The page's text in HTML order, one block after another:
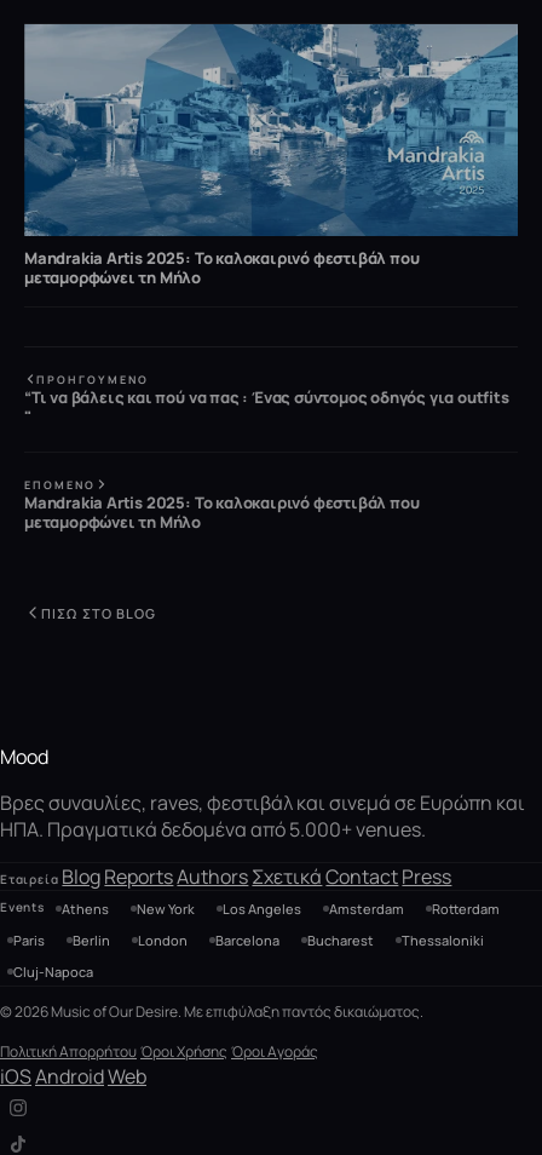
Mandrakia Artis 2025: Το καλοκαιρινό φεστιβάλ που
μεταμορφώνει τη Μήλο
ΠΡΟΗΓΟΎΜΕΝΟ
“Τι να βάλεις και πού να πας : Ένας σύντομος οδηγός για outfits
"
ΕΠΌΜΕΝΟ
Mandrakia Artis 2025: Το καλοκαιρινό φεστιβάλ που
μεταμορφώνει τη Μήλο
ΠΊΣΩ ΣΤΟ BLOG
Mood
Βρες συναυλίες, raves, φεστιβάλ και σινεμά σε Ευρώπη και
ΗΠΑ. Πραγματικά δεδομένα από 5.000+ venues.
Εταιρεία BlogReportsAuthorsΣχετικά ContactPress
Events Athens New York Los Angeles Amsterdam
Rotterdam
Paris
Berlin London Barcelona Bucharest
Thessaloniki
Cluj-Napoca
© 2026 Music of Our Desire. Με επιφύλαξη παντός δικαιώματος.
Πολιτική ΑπορρήτουΌροι Χρήσης Όροι Αγοράς
iOSAndroidWeb